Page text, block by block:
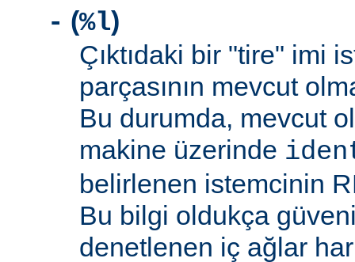
- (%l)
Çıktıdaki bir "tire" imi
parçasının mevcut
Bu durumda, mevcut
makine üzerinde
belirlenen istemcinin
Bu bilgi oldukça
denetlenen iç ağlar